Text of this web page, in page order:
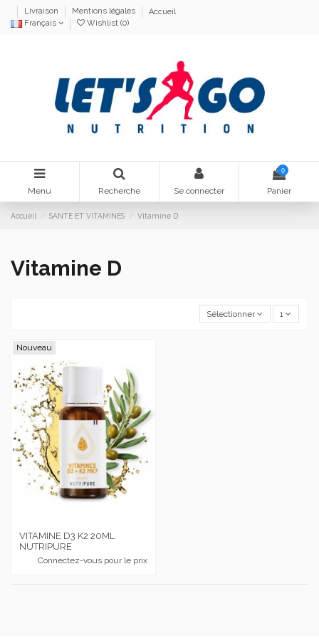
Livraison Mentions légales
Accueil
Français
Wishlist (0)
Menu Recherche Se connecter
0
Panier
Accueil SANTE ET VITAMINES Vitamine D
Vitamine D
Sélectionner 1
Nouveau
VITAMINE D3 K2 20ML
NUTRIPURE
Connectez-vous pour le prix